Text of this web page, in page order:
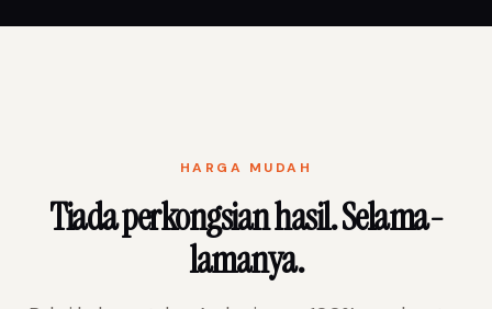
HARGA MUDAH
Tiada perkongsian hasil. Selama-
lamanya.